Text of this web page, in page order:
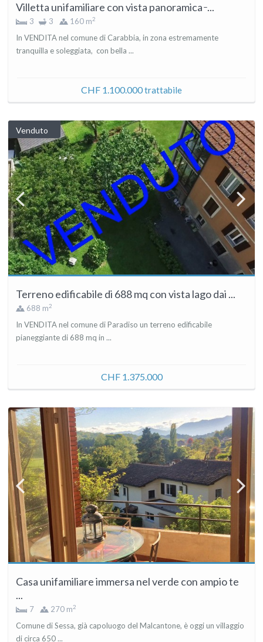
Villetta unifamiliare con vista panoramica ̵ ...
3 3 160 m2
In VENDITA nel comune di Carabbia, in zona estremamente
tranquilla e soleggiata, con bella ...
CHF 1.100.000trattabile
Venduto
Terreno edificabile di 688 mq con vista lago dai ...
688 m2
In VENDITA nel comune di Paradiso un terreno edificabile
pianeggiante di 688 mq in ...
CHF 1.375.000
Casa unifamiliare immersa nel verde con ampio te
...
7 270 m2
Comune di Sessa, già capoluogo del Malcantone, è oggi un villaggio
di circa 650 ...